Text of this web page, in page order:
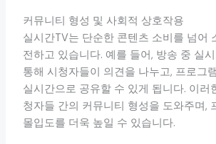
커뮤니티 형성 및 사회적 상호작용
실시간TV는 단순한 콘텐츠 소비를 넘어
전하고 있습니다. 예를 들어, 방송 중 실
통해 시청자들이 의견을 나누고, 프로그
실시간으로 공유할 수 있게 됩니다. 이러
청자들 간의 커뮤니티 형성을 도와주며,
몰입도를 더욱 높일 수 있습니다.